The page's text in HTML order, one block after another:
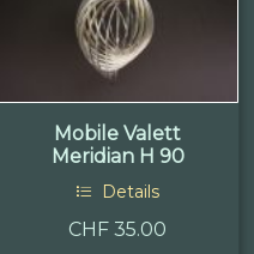
Mobile Valett
Meridian H 90
Details
CHF 35.00